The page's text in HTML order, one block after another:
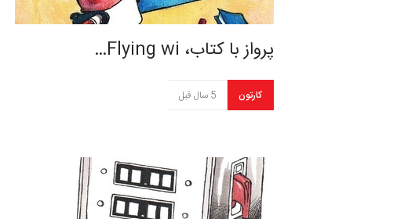
پرواز با کتاب، Flying wi…
کارتون 5 سال قبل